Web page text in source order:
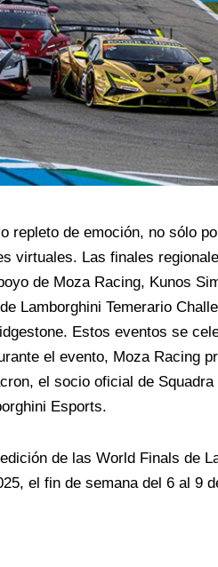
repleto de emoción, no sólo
virtuales. Las finales
de Moza Racing, Kunos
Lamborghini Temerario
Estos eventos se
el evento, Moza Racing
el socio oficial de
Esports.
de las World Finals de
el fin de semana del 6 al 9